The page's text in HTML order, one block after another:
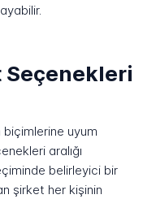
Seçenekleri
biçimlerine uyum
aralığı
belirleyici bir
şirket her kişinin